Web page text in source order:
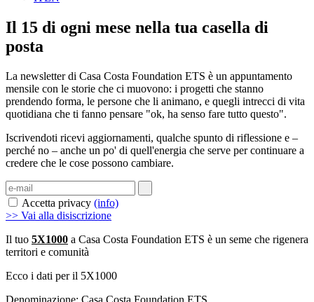
Il 15 di ogni mese nella tua casella di
posta
La newsletter di Casa Costa Foundation ETS è un appuntamento
mensile con le storie che ci muovono: i progetti che stanno
prendendo forma, le persone che li animano, e quegli intrecci di vita
quotidiana che ti fanno pensare "ok, ha senso fare tutto questo".
Iscrivendoti ricevi aggiornamenti, qualche spunto di riflessione e –
perché no – anche un po' di quell'energia che serve per continuare a
credere che le cose possono cambiare.
Accetta privacy (info)
>> Vai alla disiscrizione
Il tuo 5X1000 a Casa Costa Foundation ETS è un seme che rigenera
territori e comunità
Ecco i dati per il 5X1000
Denominazione: Casa Costa Foundation ETS